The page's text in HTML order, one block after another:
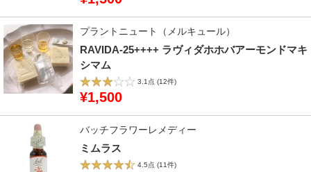
プラントニュート（メルキュール）
RAVIDA-25++++ ラヴィダホホバアーモンドマキ
シマム
3.1点 (12件)
¥1,500
バッチフラワーレメディー
ミムラス
4.5点 (11件)